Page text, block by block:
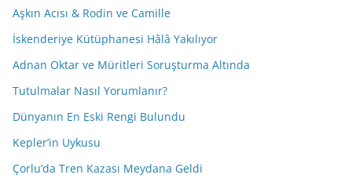
Aşkın Acısı & Rodin ve Camille
İskenderiye Kütüphanesi Hâlâ Yakılıyor
Adnan Oktar ve Müritleri Soruşturma Altında
Tutulmalar Nasıl Yorumlanır?
Dünyanın En Eski Rengi Bulundu
Kepler’in Uykusu
Çorlu’da Tren Kazası Meydana Geldi